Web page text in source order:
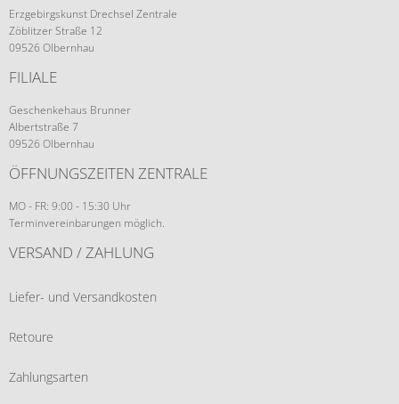
Erzgebirgskunst Drechsel Zentrale
Zöblitzer Straße 12
09526 Olbernhau
FILIALE
Geschenkehaus Brunner
Albertstraße 7
09526 Olbernhau
ÖFFNUNGSZEITEN ZENTRALE
MO - FR: 9:00 - 15:30 Uhr
Terminvereinbarungen möglich.
VERSAND / ZAHLUNG
Liefer- und Versandkosten
Retoure
Zahlungsarten